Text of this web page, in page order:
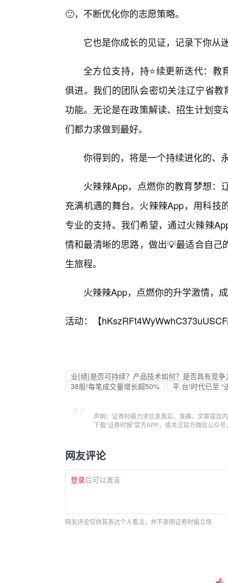
🙂，不断优化你的志愿策略。
它也是你成长的见证，记录下你从
全方位支持，持⭐续更新迭代：
俱进。我们的团队会密切关注辽宁省
功能。无论是在政策解读、招生计划
们都力求做到最好。
你得到的，将是一个持续进化的、
火辣辣App，点燃你的教育梦想：
充满机遇的舞台。火辣辣App，用科技
专业的支持。我们希望，通过火辣辣
情和最清晰的思路，做出💡最适合自
生旅程。
火辣辣App，点燃你的升学激情，
活动：【
业{绩}是否可持续？产品技术如何？是否具有竞
38股!每笔成交量增长超50%
平.台!时代已至 “
声明：证券时报力求信息真实、准确，文章提及
下载“证券时报”官方APP，或关注官方微信公众
网友评论
登录后可以发言
网友评论仅供其表达个人看法，并不表明证券时报立场